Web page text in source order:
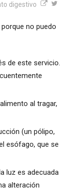
digestivo
no puedo
de este servicio.
al tragar,
(un pólipo,
esófago, que se
luz es adecuada
alteración